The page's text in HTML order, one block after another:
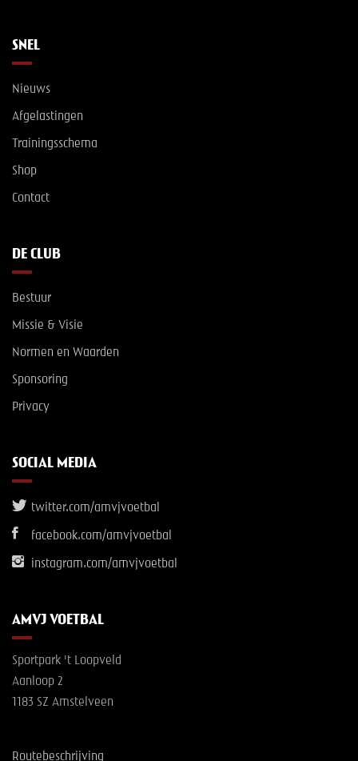
SNEL
Nieuws
Afgelastingen
Trainingsschema
Shop
Contact
DE CLUB
Bestuur
Missie & Visie
Normen en Waarden
Sponsoring
Privacy
SOCIAL MEDIA
twitter.com/amvjvoetbal
facebook.com/amvjvoetbal
instagram.com/amvjvoetbal
AMVJ VOETBAL
Sportpark 't Loopveld
Aanloop 2
1183 SZ Amstelveen
Routebeschrijving